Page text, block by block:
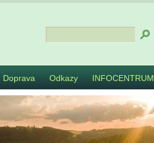
Doprava Odkazy INFOCENTRUM